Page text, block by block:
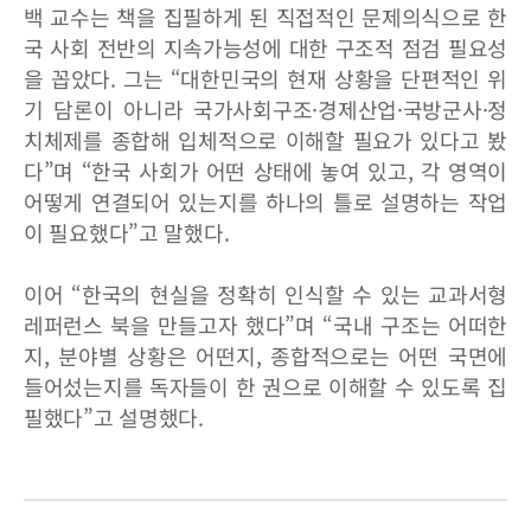
백 교수는 책을 집필하게 된 직접적인 문제의식으로 한
국 사회 전반의 지속가능성에 대한 구조적 점검 필요성
을 꼽았다. 그는 “대한민국의 현재 상황을 단편적인 위
기 담론이 아니라 국가사회구조·경제산업·국방군사·정
치체제를 종합해 입체적으로 이해할 필요가 있다고 봤
다”며 “한국 사회가 어떤 상태에 놓여 있고, 각 영역이
어떻게 연결되어 있는지를 하나의 틀로 설명하는 작업
이 필요했다”고 말했다.
이어 “한국의 현실을 정확히 인식할 수 있는 교과서형
레퍼런스 북을 만들고자 했다”며 “국내 구조는 어떠한
지, 분야별 상황은 어떤지, 종합적으로는 어떤 국면에
들어섰는지를 독자들이 한 권으로 이해할 수 있도록 집
필했다”고 설명했다.